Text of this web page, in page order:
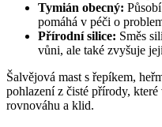
Tymián obecný:
pomáhá v péči o
Přírodní silice: Směs
vůni, ale také zvyšuje
Šalvějová mast s řepíkem,
pohlazení z čisté přírody,
rovnováhu a klid.